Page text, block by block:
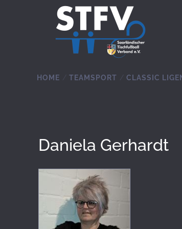
Zum Hauptinhalt springen
HOME TEAMSPORT CLASSIC
Daniela Gerhardt